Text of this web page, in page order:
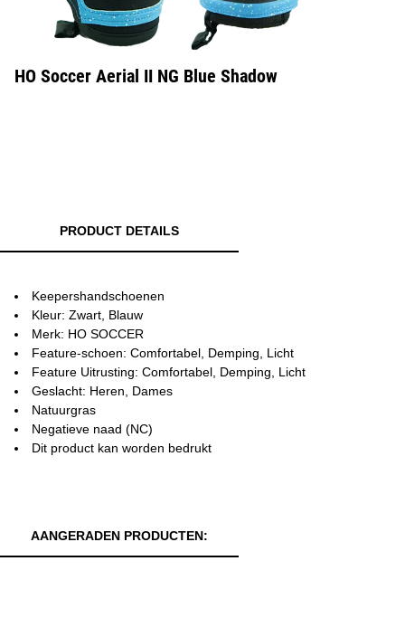
HO Soccer Aerial II NG Blue Shadow
PRODUCT DETAILS
Keepershandschoenen
Kleur: Zwart, Blauw
Merk: HO SOCCER
Feature-schoen: Comfortabel, Demping, Licht
Feature Uitrusting: Comfortabel, Demping, Licht
Geslacht: Heren, Dames
Natuurgras
Negatieve naad (NC)
Dit product kan worden bedrukt
AANGERADEN PRODUCTEN: